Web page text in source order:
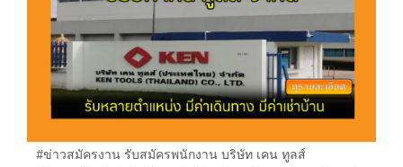
#ข่าวสมัครงาน รับสมัครพนักงาน บริษัท เคน ทูลส์